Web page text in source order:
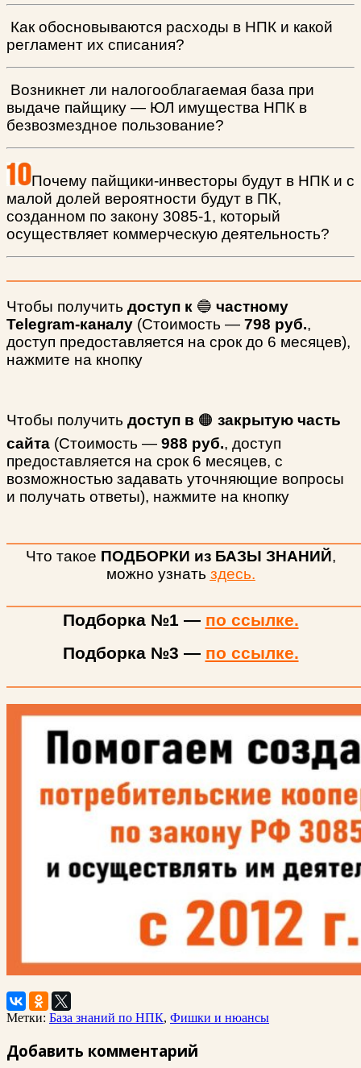
Как обосновываются расходы в НПК и какой
регламент их списания?
Возникнет ли налогооблагаемая база при
выдаче пайщику — ЮЛ имущества НПК в
безвозмездное пользование?
Почему пайщики-инвесторы будут в НПК и с
малой долей вероятности будут в ПК,
созданном по закону 3085-1, который
осуществляет коммерческую деятельность?
Чтобы получить доступ к 🔵 частному
Telegram-каналу (Стоимость — 798 руб.,
доступ предоставляется на срок до 6 месяцев),
нажмите на кнопку
Чтобы получить доступ в 🟠 закрытую часть
сайта (Стоимость — 988 руб., доступ
предоставляется на срок 6 месяцев, с
возможностью задавать уточняющие вопросы
и получать ответы), нажмите на кнопку
Что такое ПОДБОРКИ из БАЗЫ ЗНАНИЙ,
можно узнать здесь.
Подборка №1 — по ссылке.
Подборка №3 — по ссылке.
Метки: База знаний по НПК, Фишки и нюансы
Добавить комментарий